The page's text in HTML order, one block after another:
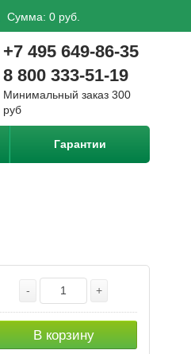
Сумма: 0 руб.
+7 495 649-86-35
8 800 333-51-19
Минимальный заказ 300
руб
Гарантии
- +
В корзину